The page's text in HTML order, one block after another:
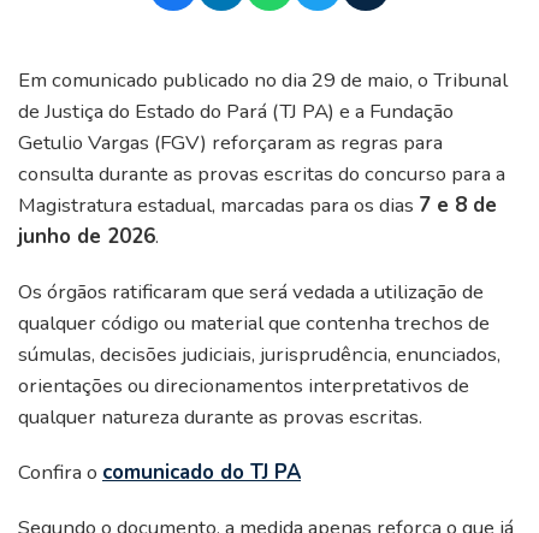
Em comunicado publicado no dia 29 de maio, o Tribunal
de Justiça do Estado do Pará (TJ PA) e a Fundação
Getulio Vargas (FGV) reforçaram as regras para
consulta durante as provas escritas do concurso para a
Magistratura estadual, marcadas para os dias 7 e 8 de
junho de 2026.
Os órgãos ratificaram que será vedada a utilização de
qualquer código ou material que contenha trechos de
súmulas, decisões judiciais, jurisprudência, enunciados,
orientações ou direcionamentos interpretativos de
qualquer natureza durante as provas escritas.
Confira o comunicado do TJ PA